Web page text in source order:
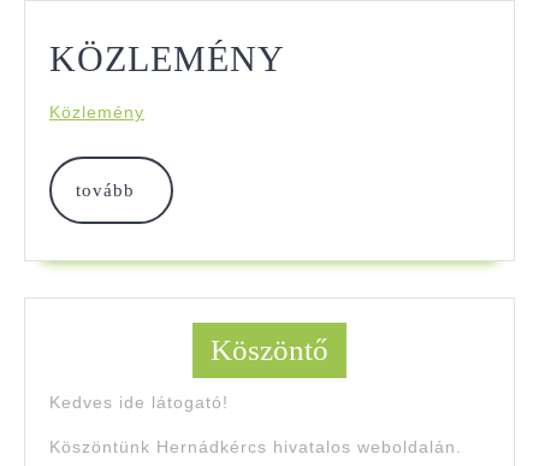
KÖZLEMÉNY
Közlemény
tovább tovább
Köszöntő
Kedves ide látogató!
Köszöntünk Hernádkércs hivatalos weboldalán.